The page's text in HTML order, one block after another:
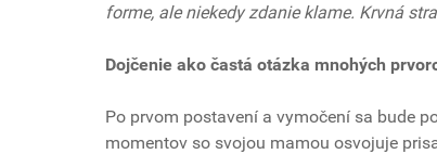
forme, ale niekedy zdanie klame. Krvná
Dojčenie ako častá otázka mnohých
Po prvom postavení a vymočení sa bude
momentov so svojou mamou osvojuje